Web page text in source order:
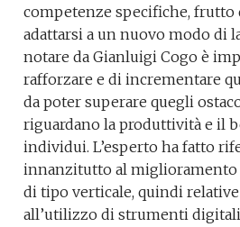
competenze specifiche, frutto
adattarsi a un nuovo modo di
notare da Gianluigi Cogo è
rafforzare e di incrementare
da poter superare quegli
riguardano la produttività e il
individui. L’esperto ha fatto
innanzitutto al miglioramento
di tipo verticale, quindi
all’utilizzo di strumenti